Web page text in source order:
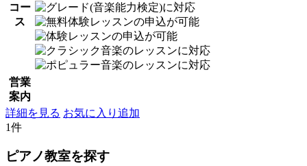
コー
ス
営業
案内
詳細を見る お気に入り追加
1件
ピアノ教室を探す